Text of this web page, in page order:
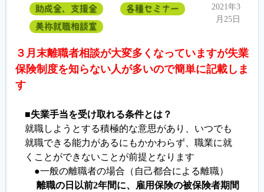
利用者の声
求人情報検索
履歴書ジェネレーター
助成金、支援金
各種セミナー
美祢就職相談室
2021年3
月25日
３月末離職者相談が大変多くなっていますが失業
保険制度を知らない人が多いので簡単に記載しま
す
■失業手当を受け取れる条件とは？
就職しようとする積極的な意思があり、いつでも
就職できる能力があるにもかかわらず、職業に就
くことができないことが前提となります
●一般の離職者の場合（自己都合による離職）
離職の日以前2年間に、雇用保険の被保険者期間